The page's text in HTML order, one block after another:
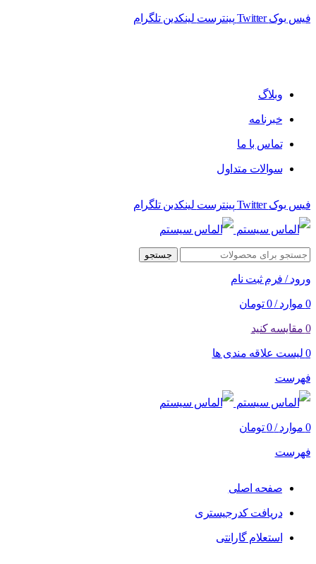
فیس بوک Twitter پینترست لینکدین تلگرام
وبلاگ
خبرنامه
تماس با ما
سوالات متداول
فیس بوک Twitter پینترست لینکدین تلگرام
جستجو
ورود / فرم ثبت نام
0 موارد /
0 تومان
0 مقایسه کنید
0 لیست علاقه مندی ها
فهرست
0 موارد /
0 تومان
فهرست
صفحه اصلی
دریافت کدرجیستری
استعلام گارانتی